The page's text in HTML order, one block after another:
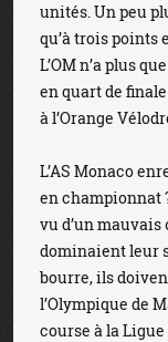
unités. Un peu
qu’à trois points
L’OM n’a plus
en quart de
à l’Orange
L’AS Monaco
en championnat
vu d’un
dominaient leur
bourre, ils
l’Olympique de
course à la Ligue